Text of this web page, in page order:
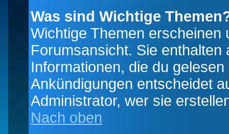
Was sind Wichtige
Wichtige Themen erscheinen
Forumsansicht. Sie
Informationen, die du
Ankündigungen entscheidet
Administrator, wer sie
Nach oben